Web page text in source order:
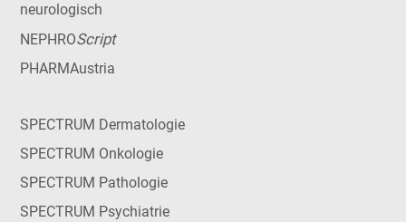
neurologisch
NEPHROScript
PHARMAustria
SPECTRUM Dermatologie
SPECTRUM Onkologie
SPECTRUM Pathologie
SPECTRUM Psychiatrie